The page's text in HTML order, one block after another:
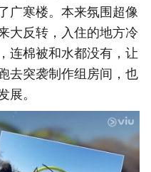
广寒楼。本来氛围超像
大反转，入住的地方冷
连棉被和水都没有，让
去突袭制作组房间，也
展。